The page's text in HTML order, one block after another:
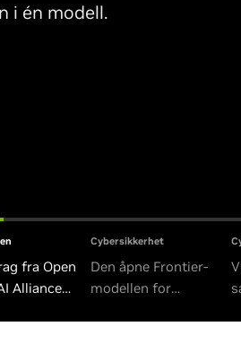
i én modell.
fra Open
Alliance
Cybersikkerhet
Den åpne Frontier-
modellen for